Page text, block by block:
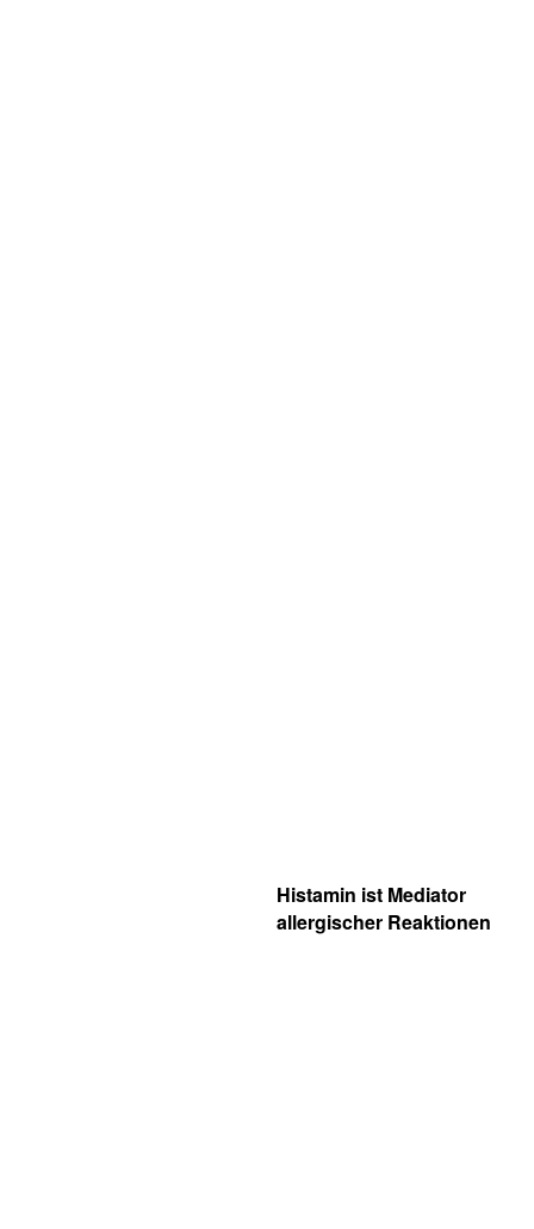
Histamin ist Mediator
allergischer Reaktionen